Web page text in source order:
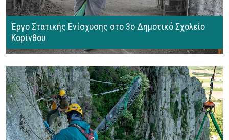
Έργο Στατικής Ενίσχυσης στο 3ο Δημοτικό Σχολείο
Κορίνθου